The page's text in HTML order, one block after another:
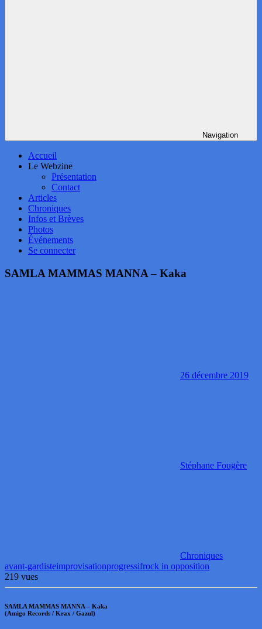
Navigation
Accueil
Le Webzine
Présentation
Contact
Articles
Chroniques
Infos et Brèves
Photos
Événements
Se connecter
SAMLA MAMMAS MANNA – Kaka
26 décembre 2019
Stéphane Fougère
Chroniques
avant-gardisteimprovisationprogressifrock in opposition
219 vues
SAMLA MAMMAS MANNA – Kaka
(Amigo Records / Krax / Gazul)